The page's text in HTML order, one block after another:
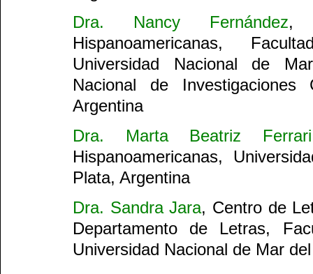
Dra. Nancy Fernández,
Hispanoamericanas,
Universidad Nacional de
Nacional de Investigaciones
Argentina
Dra. Marta Beatriz Ferrari
Hispanoamericanas,
Plata, Argentina
Dra. Sandra Jara, Centro de
Departamento de Letras,
Universidad Nacional de Mar